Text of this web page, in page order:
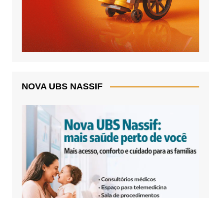
NOVA UBS NASSIF